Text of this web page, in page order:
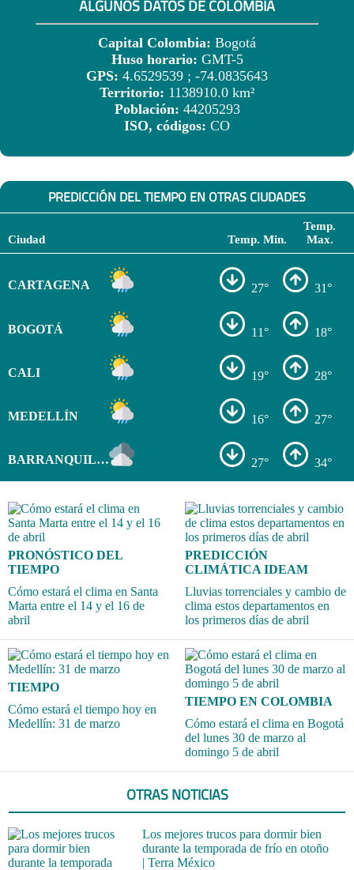
ALGUNOS DATOS DE COLOMBIA
Capital Colombia: Bogotá
Huso horario: GMT-5
GPS: 4.6529539 ; -74.0835643
Territorio: 1138910.0 km²
Población: 44205293
ISO, códigos: CO
PREDICCIÓN DEL TIEMPO EN OTRAS CIUDADES
Ciudad Temp. Min.
Temp.
Max.
CARTAGENA 27° 31°
BOGOTÁ 11° 18°
CALI 19° 28°
MEDELLÍN 16° 27°
BARRANQUILLA 27° 34°
PRONÓSTICO DEL
TIEMPO
Cómo estará el clima en Santa
Marta entre el 14 y el 16 de
abril
PREDICCIÓN
CLIMÁTICA IDEAM
Lluvias torrenciales y cambio de
clima estos departamentos en
los primeros días de abril
TIEMPO
Cómo estará el tiempo hoy en
Medellín: 31 de marzo
TIEMPO EN COLOMBIA
Cómo estará el clima en Bogotá
del lunes 30 de marzo al
domingo 5 de abril
OTRAS NOTICIAS
Los mejores trucos para dormir bien
durante la temporada de frío en otoño
| Terra México